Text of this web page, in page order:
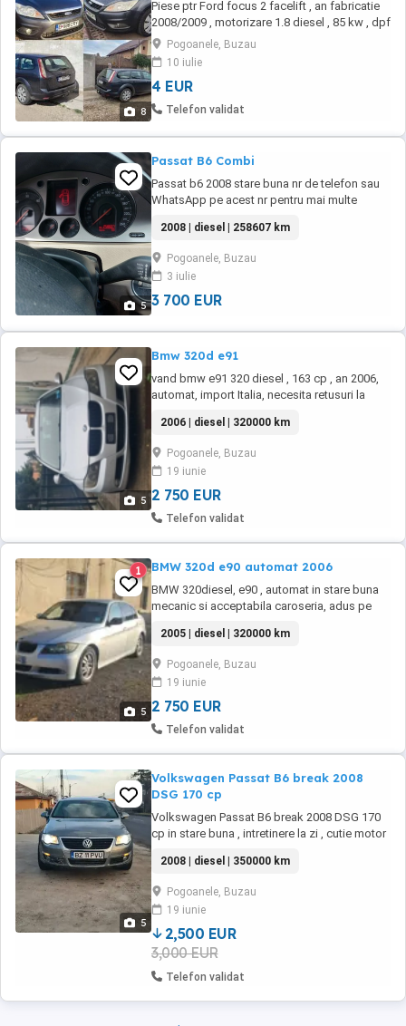
8
Piese ptr Ford focus 2 facelift , an fabricatie
2008/2009 , motorizare 1.8 diesel , 85 kw , dpf
, volan stanga , plansa bord conversie . Bari
fata si spate /radiatoare de AC si motor
/alternator/electromotor /faruri /stopuri
/parbriz /luneta /elemente de caroserie (usi,
capota etc ) /geamuri electrice ...
Pogoanele, Buzau
10 iulie
4 EUR
Telefon validat
5
Passat B6 Combi
Passat b6 2008 stare buna nr de telefon sau
WhatsApp pe acest nr pentru mai multe
2008 | diesel | 258607 km
Pogoanele, Buzau
3 iulie
3 700 EUR
5
Bmw 320d e91
vand bmw e91 320 diesel , 163 cp , an 2006,
automat, import Italia, necesita retusuri la
vizionare sau schimb cu atv sau 4x4 Bulgaria.
2006 | diesel | 320000 km
Pogoanele, Buzau
19 iunie
2 750 EUR
Telefon validat
5
1 BMW 320d e90 automat 2006
BMW 320diesel, e90 , automat in stare buna
mecanic si acceptabila caroseria, adus pe
ingrijit. Nu s-au scos numere rosii, pret
negociabil dupa vizionare. schimb doar cu
atv sau 4x4 Bulgaria !
2005 | diesel | 320000 km
Pogoanele, Buzau
19 iunie
2 750 EUR
Telefon validat
5
Volkswagen Passat B6 break 2008
DSG 170 cp
Volkswagen Passat B6 break 2008 DSG 170
cp in stare buna , intretinere la zi , cutie motor
dupa vizionare. schimb doar cu atv sau 4x4
Bulgaria !
2008 | diesel | 350000 km
Pogoanele, Buzau
19 iunie
2,500 EUR
3,000 EUR
Telefon validat